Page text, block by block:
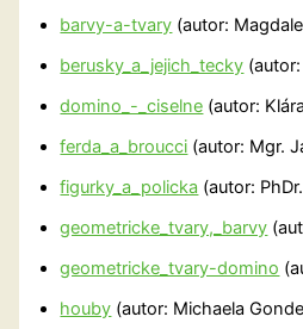
barvy-a-tvary (autor:
berusky_a_jejich_tecky
domino_-_ciselne (autor:
ferda_a_broucci (autor: Mgr.
figurky_a_policka (autor:
geometricke_tvary,_barvy
geometricke_tvary-domino
houby (autor: Michaela